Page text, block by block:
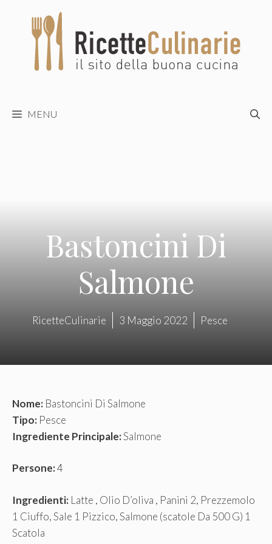
contenuto
MENU
Bastoncini Di
Salmone
RicetteCulinarie 3 Maggio 2022 Pesce
Nome: Bastoncini Di Salmone
Tipo: Pesce
Ingrediente Principale:Salmone
Persone:4
Ingredienti: Latte , Olio D’oliva , Panini 2, Prezzemolo
1 Ciuffo, Sale 1 Pizzico, Salmone (scatole Da 500 G) 1
Scatola